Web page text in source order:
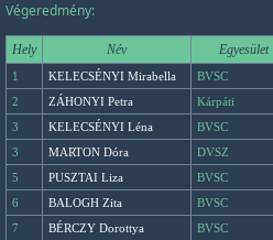
Végeredmény:
Hely Név Egyesület
1 KELECSÉNYI Mirabella BVSC
2
ZÁHONYI Petra Kárpáti
3
KELECSÉNYI Léna BVSC
3
MARTON Dóra DVSZ
5
PUSZTAI Liza BVSC
6
BALOGH Zita BVSC
7
BÉRCZY Dorottya BVSC